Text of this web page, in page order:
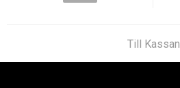
Till Kassan